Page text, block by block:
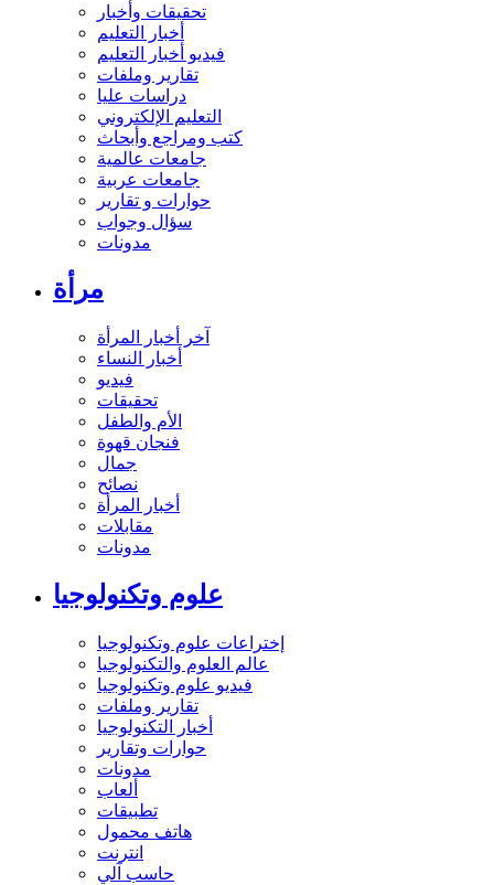
تحقيقات وأخبار
أخبار التعليم
فيديو أخبار التعليم
تقارير وملفات
دراسات عليا
التعليم الإلكتروني
كتب ومراجع وأبحاث
جامعات عالمية
جامعات عربية
حوارات و تقارير
سؤال وجواب
مدونات
مرأة
آخر أخبار المرأة
أخبار النساء
فيديو
تحقيقات
الأم والطفل
فنجان قهوة
جمال
نصائح
أخبار المرأة
مقابلات
مدونات
علوم وتكنولوجيا
إختراعات علوم وتكنولوجيا
عالم العلوم والتكنولوجيا
فيديو علوم وتكنولوجيا
تقارير وملفات
أخبار التكنولوجيا
حوارات وتقارير
مدونات
ألعاب
تطبيقات
هاتف محمول
انترنت
حاسب آلي